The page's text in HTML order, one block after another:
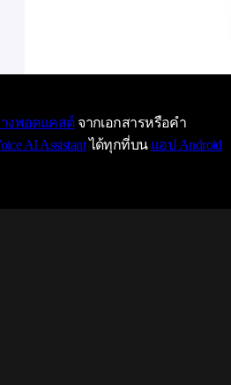
งพอดแคสต์จากเอกสารหรือคำ
AI Assistantได้ทุกที่บน แอป Android